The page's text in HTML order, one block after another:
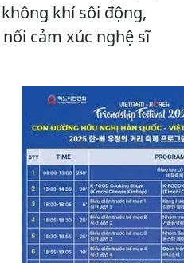
khí sôi động,
cảm xúc nghệ sĩ